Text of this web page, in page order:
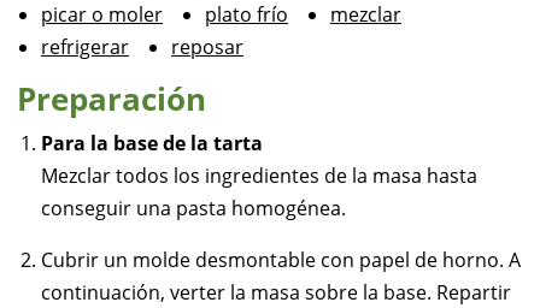
picar o moler plato frío
mezclar
refrigerar
reposar
Preparación
Para la base de la tarta
Mezclar todos los ingredientes de la masa hasta
conseguir una pasta homogénea.
Cubrir un molde desmontable con papel de horno. A
continuación, verter la masa sobre la base. Repartir